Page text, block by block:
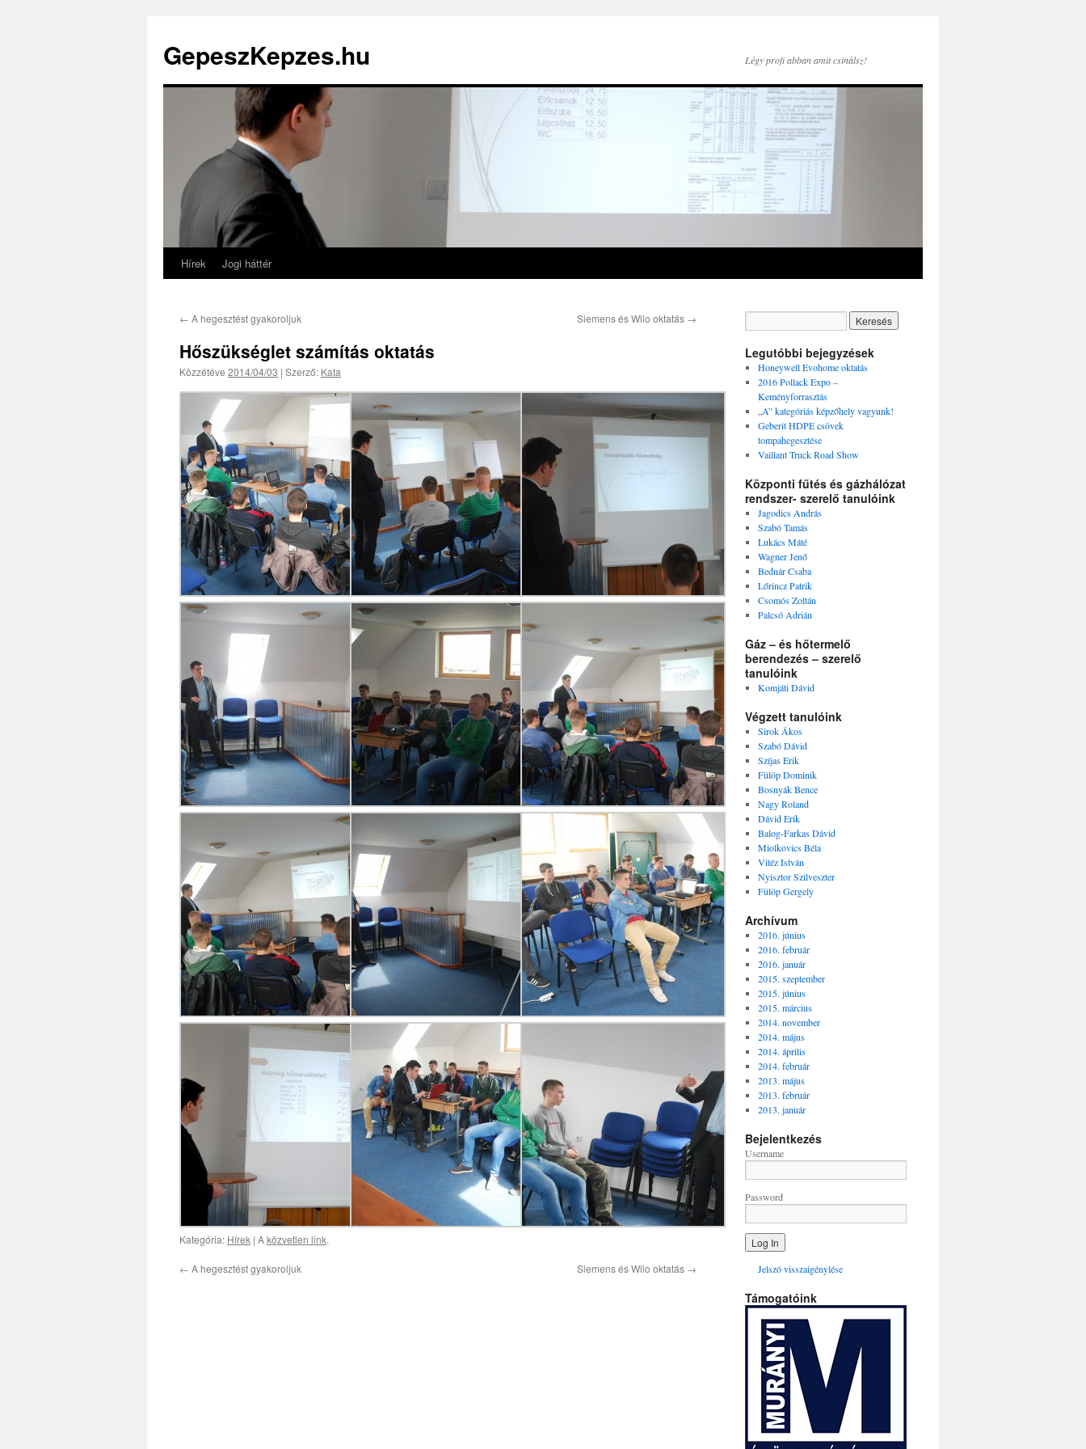
GepeszKepzes.hu Légy profi abban amit csinálsz!
Hírek Jogi háttér
← A hegesztést gyakoroljuk Siemens és Wilo oktatás →
Hőszükséglet számítás oktatás
Közzétéve 2014/04/03 | Szerző: Kata
Kategória: Hírek | Aközvetlen link.
← A hegesztést gyakoroljuk Siemens és Wilo oktatás →
Legutóbbi bejegyzések
Honeywell Evohome oktatás
2016 Pollack Expo –
Keményforrasztás
„A” kategóriás képzőhely vagyunk!
Geberit HDPE csövek
tompahegesztése
Vaillant Truck Road Show
Központi fűtés és gázhálózat
rendszer- szerelő tanulóink
Jagodics András
Szabó Tamás
Lukács Máté
Wagner Jenő
Bednár Csaba
Lőrincz Patrik
Csomós Zoltán
Palcsó Adrián
Gáz – és hőtermelő
berendezés – szerelő
tanulóink
Komjáti Dávid
Végzett tanulóink
Sirok Ákos
Szabó Dávid
Szíjas Erik
Fülöp Dominik
Bosnyák Bence
Nagy Roland
Dávid Erik
Balog-Farkas Dávid
Miolkovics Béla
Vitéz István
Nyisztor Szilveszter
Fülöp Gergely
Archívum
2016. június
2016. február
2016. január
2015. szeptember
2015. június
2015. március
2014. november
2014. május
2014. április
2014. február
2013. május
2013. február
2013. január
Bejelentkezés
Username
Password
Jelszó visszaigénylése
Támogatóink